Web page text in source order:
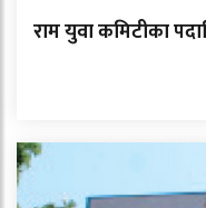
राम युवा कमिटीका